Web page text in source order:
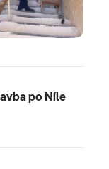
po Níle